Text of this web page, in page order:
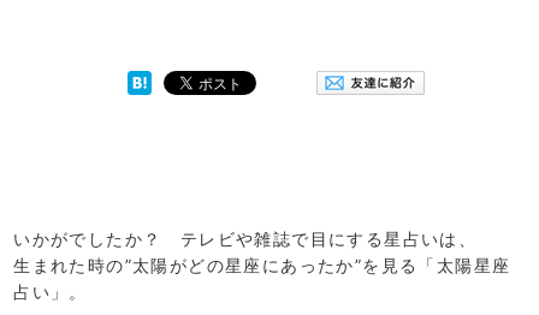
いかがでしたか？ テレビや雑誌で目にする星占いは、
生まれた時の”太陽がどの星座にあったか”を見る「太陽星座
占い」。